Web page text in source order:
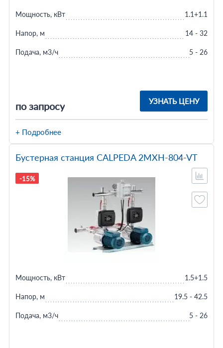
по запросу УЗНАТЬ ЦЕНУ
Мощность, кВт 1.1+1.1
Напор, м 14 - 32
Подача, м3/ч 5 - 26
+ Подробнее
Бустерная станция CALPEDA 2MXH-804-VT
-15%
Мощность, кВт 1.5+1.5
Напор, м 19.5 - 42.5
Подача, м3/ч 5 - 26